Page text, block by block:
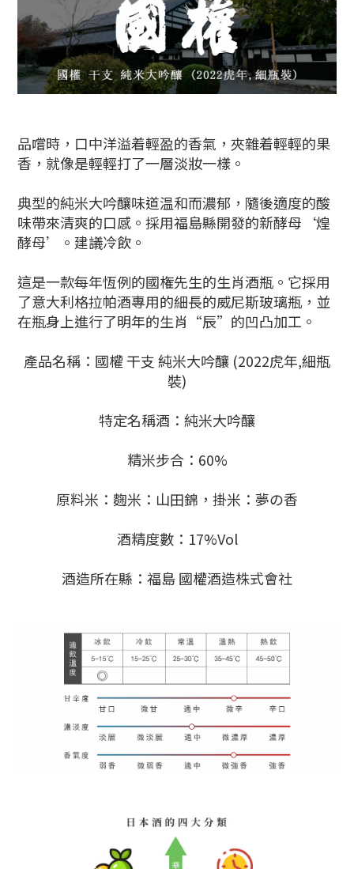
品嚐時，口中洋溢着輕盈的香氣，夾雜着輕輕的果
香，就像是輕輕打了一層淡妝一樣。
典型的純米大吟釀味道温和而濃郁，隨後適度的酸
味帶來清爽的口感。採用福島縣開發的新酵母‘煌
酵母’。建議冷飲。
這是一款每年恆例的國権先生的生肖酒瓶。它採用
了意大利格拉帕酒專用的細長的威尼斯玻璃瓶，並
在瓶身上進行了明年的生肖“辰”的凹凸加工。
產品名稱：國權 干支 純米大吟釀 (2022虎年,細瓶
裝)
特定名稱酒：純米大吟釀
精米步合：60%
原料米：麴米：山田錦，掛米：夢の香
酒精度數：17%Vol
酒造所在縣：福島 國權酒造株式會社